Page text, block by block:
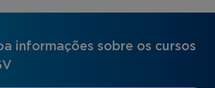
informações sobre os cursos